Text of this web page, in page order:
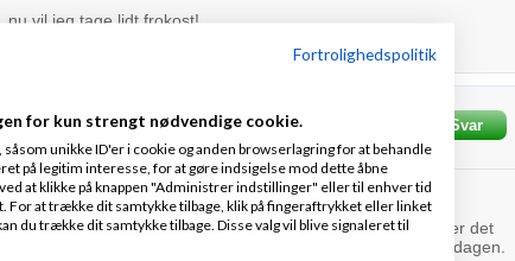
nu vil jeg tage lidt frokost!
25-09-2013kl. 15:00 Svar
back. Jeg har rettet det til som jeg syntes skal rettes. Det er det
ikke ændret endnu, men det vil det blive i løbet af dagen.
Fortrolighedspolitik
for kun strengt nødvendige cookie.
unikke ID'er i cookie og anden browserlagring for at behandle
på legitim interesse, for at gøre indsigelse mod dette åbne
at klikke på knappen "Administrer indstillinger" eller til enhver tid
at trække dit samtykke tilbage, klik på fingeraftrykket eller linket
du trække dit samtykke tilbage. Disse valg vil blive signaleret til